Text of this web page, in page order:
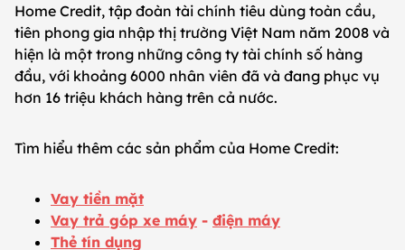
Home Credit, tập đoàn tài chính tiêu dùng toàn cầu,
tiên phong gia nhập thị trường Việt Nam năm 2008 và
hiện là một trong những công ty tài chính số hàng
đầu, với khoảng 6000 nhân viên đã và đang phục vụ
hơn 16 triệu khách hàng trên cả nước.
Tìm hiểu thêm các sản phẩm của Home Credit:
Vay tiền mặt
Vay trả góp xe máy - điện máy
Thẻ tín dụng